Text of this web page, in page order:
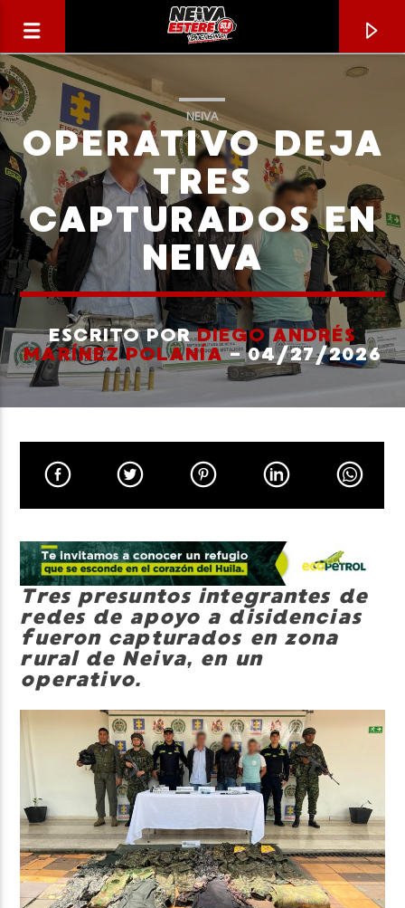
CANCIÓN ACTUAL
TÍTULO
ARTISTA
NEIVA
OPERATIVO DEJA
TRES
CAPTURADOS EN
NEIVA
ESCRITO PORDIEGO ANDRÉS
MARÍNEZ POLANÍA- 04/27/2026
Tres presuntos integrantes de
redes de apoyo a disidencias
fueron capturados en zona
rural de Neiva, en un
operativo.